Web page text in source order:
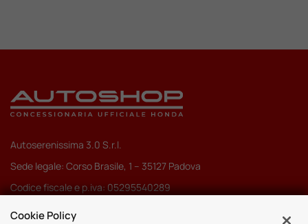
Autoserenissima 3.0 S.r.l.
Sede legale: Corso Brasile, 1 – 35127 Padova
Codice fiscale e p.iva: 05295540289
Pec:autoserenissima3.0srl@legalmail.it
Cookie Policy